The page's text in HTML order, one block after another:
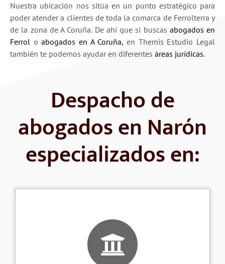
Nuestra ubicación nos sitúa en un punto estratégico para
poder atender a clientes de toda la comarca de Ferrolterra y
de la zona de A Coruña. De ahí que si buscas abogados en
Ferrol o abogados en A Coruña, en Themis Estudio Legal
también te podemos ayudar en diferentes áreas jurídicas.
Despacho de
abogados en Narón
especializados en: